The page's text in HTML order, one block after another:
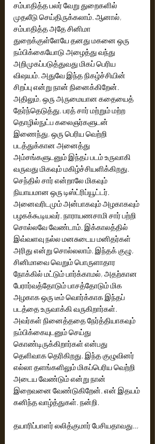
சம்பாதித்த பலர் வேறு துறைகளில்
முதலீடு செய்திருக்கலாம். ஆனால்,
சம்பாதித்த அதே சினிமா
துறைக்குள்ளேயே தனது மகனை ஒரு
நம்பிக்கையோடு அழைத்து வந்து
அறிமுகப்படுத்துவது மிகப் பெரிய
விஷயம். அதுவே இந்த நிகழ்ச்சியின்
சிறப்பு என்று நான் நினைக்கிறேன்.
அதிலும், ஒரு அருமையான கதையைத்
தேர்ந்தெடுத்து, பரத் சார் மற்றும் மற்ற
தொழில்நுட்ப கலைஞர்களுடன்
இணைந்து, ஒரு பெரிய வெற்றி
படத்துக்கான அனைத்து
அம்சங்களுடனும் இந்தப் படம் உருவாகி
வருவது மிகவும் மகிழ்ச்சியளிக்கிறது.
செந்தில் சார் என்றாலே மிகவும்
நியாயமான ஒரு டிஸ்ட்ரிப்யூட்டர்.
அனைவரிடமும் அன்பாகவும் அழகாகவும்
பழகக்கூடியவர். நாராயணசாமி சார் பற்றி
சொல்லவே வேண்டாம். இக்காலத்தில்
இவ்வளவு நல்ல மனசுடைய மனிதர்கள்
அரிது என்று சொல்லலாம். இந்தக் குழு,
சினிமாவை வெறும் பொருளாதார
நோக்கில் மட்டும் பார்க்காமல், அதற்கான
பேரார்வத்தோடும் பாசத்தோடும் மிக
அழகாக ஒரு டீம் வொர்க்காக இந்தப்
படத்தை உருவாக்கி வருகிறார்கள்.
அவர்கள் நினைத்ததை நேர்த்தியாகவும்
நம்பிக்கையுடனும் செய்து
கொண்டிருக்கிறார்கள் என்பது
தெளிவாக தெரிகிறது. இந்த குழுவினர்
எல்லா தளங்களிலும் மிகப்பெரிய வெற்றி
அடைய வேண்டும் என்று நான்
இறைவனை வேண்டுகிறேன். என் இதயம்
கனிந்த வாழ்த்துகள். நன்றி.
தயாரிப்பாளர் லலித்குமார் பேசியதாவது..,